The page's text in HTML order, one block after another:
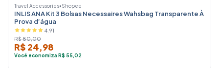
Travel Accessories•Shopee
INLIS ANA Kit 3 Bolsas Necessaires Wahsbag Transparente À
Prova d’água
4.91
R$ 80,00
R$ 24,98
Você economiza R$ 55,02